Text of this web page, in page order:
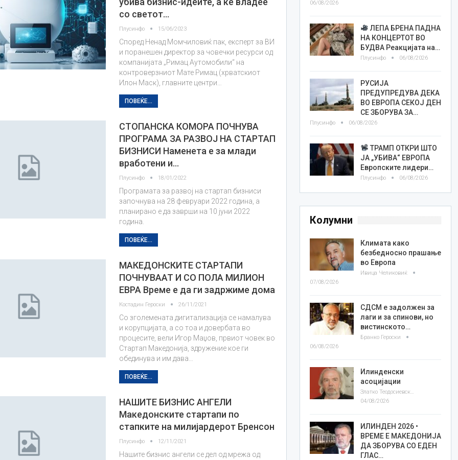
со светот…
Плусинфо 15/06/2023
Според Ненад Момчиловиќ пак, експерт за ВИ
и поранешен директор за човечки ресурси од
компанијата „Римац Аутомобили“ на
контроверзниот Мате Римац (хрватскиот
Илон Маск), главните центри…
ПОВЕЌЕ...
СТОПАНСКА КОМОРА ПОЧНУВА
ПРОГРАМА ЗА РАЗВОЈ НА СТАРТАП
БИЗНИСИ Наменета е за млади
вработени и…
Плусинфо 18/01/2022
Програмата за развој на стартап бизниси
започнува на 28 февруари 2022 година, а
планирано е да заврши на 10 јуни 2022
година.
ПОВЕЌЕ...
МАКЕДОНСКИТЕ СТАРТАПИ
ПОЧНУВААТ И СО ПОЛА МИЛИОН
ЕВРА Време е да ги задржиме дома
Костадин Героски 26/11/2021
Со зголемената дигитализација се намалува
и корупцијата, а со тоа и довербата во
процесите, вели Игор Маџов, првиот човек во
Стартап Македонија, здружение кое ги
обединува и им дава…
ПОВЕЌЕ...
НАШИТЕ БИЗНИС АНГЕЛИ
Македонските стартапи по
стапките на милијардерот Бренсон
Плусинфо 12/11/2021
Нашите бизнис ангели се дел од мрежа од
06/08/2026
ЛЕПА БРЕНА ПАДНА
НА КОНЦЕРТОТ ВО
БУДВА Реакцијата на…
Плусинфо 06/08/2026
РУСИЈА
ПРЕДУПРЕДУВА ДЕКА
ВО ЕВРОПА СЕКОЈ ДЕН
СЕ ЗБОРУВА ЗА…
Плусинфо 06/08/2026
ТРАМП ОТКРИ ШТО
ЈА „УБИВА“ ЕВРОПА
Европските лидери…
Плусинфо 06/08/2026
Колумни
Климата како
безбедносно прашање
во Европа
Ивица Челиковиќ
07/08/2026
СДСМ е задолжен за
лаги и за спинови, но
вистинското…
Бранко Героски
06/08/2026
Илинденски
асоцијации
Златко Теодосиевски
04/08/2026
ИЛИНДЕН 2026 •
ВРЕМЕ Е МАКЕДОНИЈА
ДА ЗБОРУВА СО ЕДЕН
ГЛАС…